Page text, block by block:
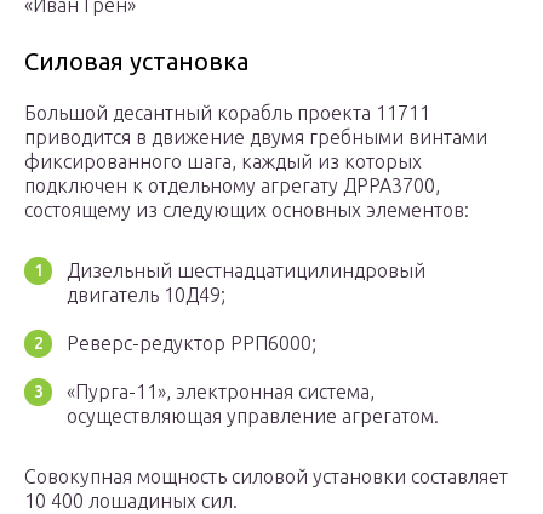
«Иван Грен»
Силовая установка
Большой десантный корабль проекта 11711
приводится в движение двумя гребными винтами
фиксированного шага, каждый из которых
подключен к отдельному агрегату ДРРА3700,
состоящему из следующих основных элементов:
Дизельный шестнадцатицилиндровый
двигатель 10Д49;
Реверс-редуктор РРП6000;
«Пурга-11», электронная система,
осуществляющая управление агрегатом.
Совокупная мощность силовой установки составляет
10 400 лошадиных сил.